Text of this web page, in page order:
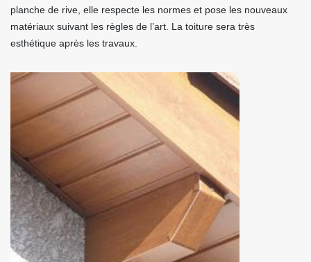
planche de rive, elle respecte les normes et pose les nouveaux
matériaux suivant les règles de l’art. La toiture sera très
esthétique après les travaux.